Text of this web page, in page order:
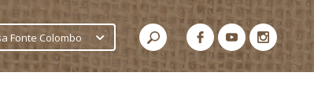
Fonte Colombo